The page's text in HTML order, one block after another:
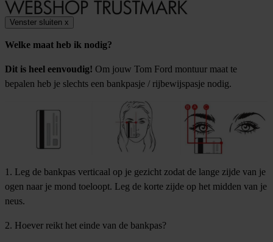
Venster sluiten x
Welke maat heb ik nodig?
Dit is heel eenvoudig! Om jouw Tom Ford montuur maat te
bepalen heb je slechts een bankpasje / rijbewijspasje nodig.
1. Leg de bankpas verticaal op je gezicht zodat de lange zijde van je
ogen naar je mond toeloopt. Leg de korte zijde op het midden van je
neus.
2. Hoever reikt het einde van de bankpas?